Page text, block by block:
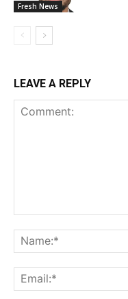
Fresh News
LEAVE A REPLY